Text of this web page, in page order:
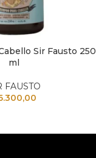
Sir Fausto 250
ml
FAUSTO